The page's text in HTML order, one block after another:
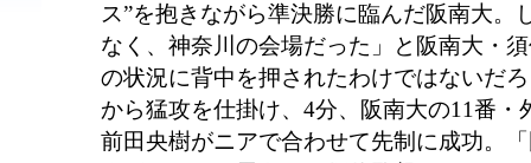
ス”を抱きながら準決勝に臨んだ阪南大。
なく、神奈川の会場だった」と阪南大・
の状況に背中を押されたわけではないだ
から猛攻を仕掛け、4分、阪南大の11番・
前田央樹がニアで合わせて先制に成功。